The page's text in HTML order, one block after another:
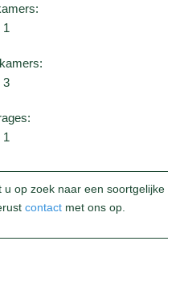
1
3
1
op zoek naar een soortgelijke
contactmet ons op.